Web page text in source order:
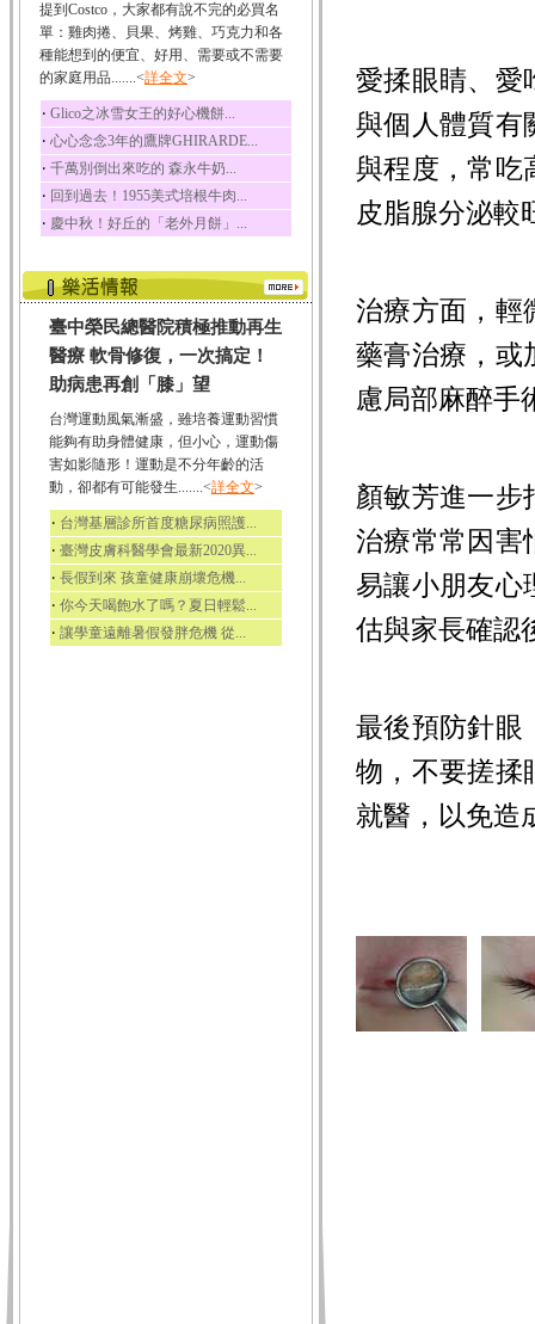
荔枝
荔枝性質溫和所含的營
養素有醣類、檸檬酸...
五味子
五味子性質溫熱所含營
養成分有揮發油、檸...
草魚
草魚含有維生素A、維生
素C、及豐富的蛋白...
提到Costco，大家都有說不完的必買名
單：雞肉捲、貝果、烤雞、巧克力和各
種能想到的便宜、好用、需要或不需要
的家庭用品.......<詳全文>
‧ Glico之冰雪女王的好心機餅...
‧ 心心念念3年的鷹牌GHIRARDE...
‧ 千萬別倒出來吃的 森永牛奶...
‧ 回到過去！1955美式培根牛肉...
‧ 慶中秋！好丘的「老外月餅」...
臺中榮民總醫院積極推動再生
醫療 軟骨修復，一次搞定！
助病患再創「膝」望
台灣運動風氣漸盛，雖培養運動習慣
能夠有助身體健康，但小心，運動傷
害如影隨形！運動是不分年齡的活
動，卻都有可能發生.......<詳全文>
‧ 台灣基層診所首度糖尿病照護...
‧ 臺灣皮膚科醫學會最新2020異...
‧ 長假到來 孩童健康崩壞危機...
‧ 你今天喝飽水了嗎？夏日輕鬆...
‧ 讓學童遠離暑假發胖危機 從...
愛揉眼睛、愛
與個人體質有
與程度，常吃
皮脂腺分泌較
治療方面，輕
藥膏治療，或
慮局部麻醉手
顏敏芳進一步
治療常常因害
易讓小朋友心
估與家長確認
最後預防針眼
物，不要搓揉
就醫，以免造